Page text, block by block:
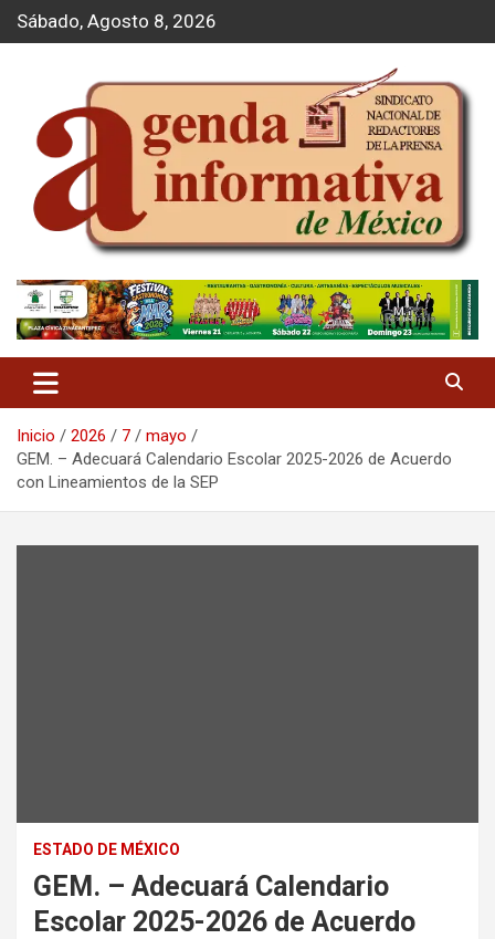
d
Sábado, Agosto 8, 2026
Agenda Informativa
Inicio 2026 7
mayo
GEM. – Adecuará Calendario Escolar 2025-2026 de Acuerdo
con Lineamientos de la SEP
ESTADO DE MÉXICO
GEM. – Adecuará Calendario
Escolar 2025-2026 de Acuerdo